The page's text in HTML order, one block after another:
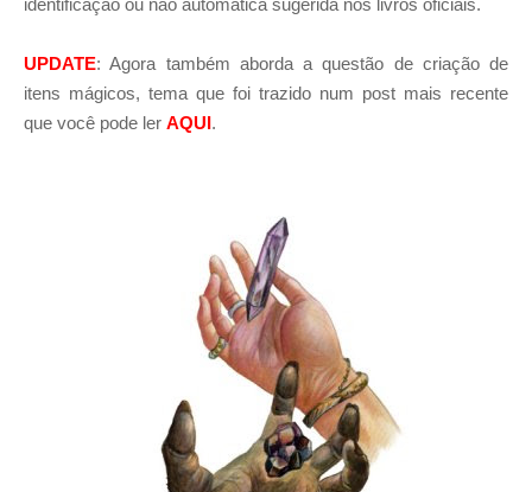
identificação ou não automática sugerida nos livros oficiais.
UPDATE: Agora também aborda a questão de criação de
itens mágicos, tema que foi trazido num post mais recente
que você pode ler AQUI.